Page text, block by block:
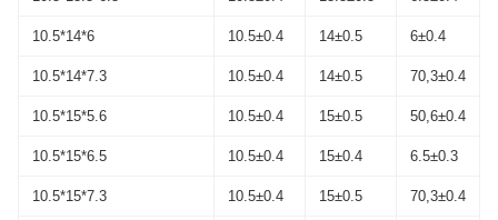
10.5*14*6 10.5±0.4 14±0.5 6±0.4
10.5*14*7.3 10.5±0.4 14±0.5 70,3±0.4
10.5*15*5.6 10.5±0.4 15±0.5 50,6±0.4
10.5*15*6.5 10.5±0.4 15±0.4 6.5±0.3
10.5*15*7.3 10.5±0.4 15±0.5 70,3±0.4